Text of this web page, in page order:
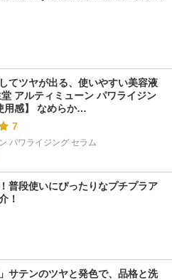
てツヤが出る、使いやすい美容液
アルティミューン パワライジン
用感】 なめらか…
7
パワライジング セラム
普段使いにぴったりなプチプラア
！
サテンのツヤと発色で、品格と洗